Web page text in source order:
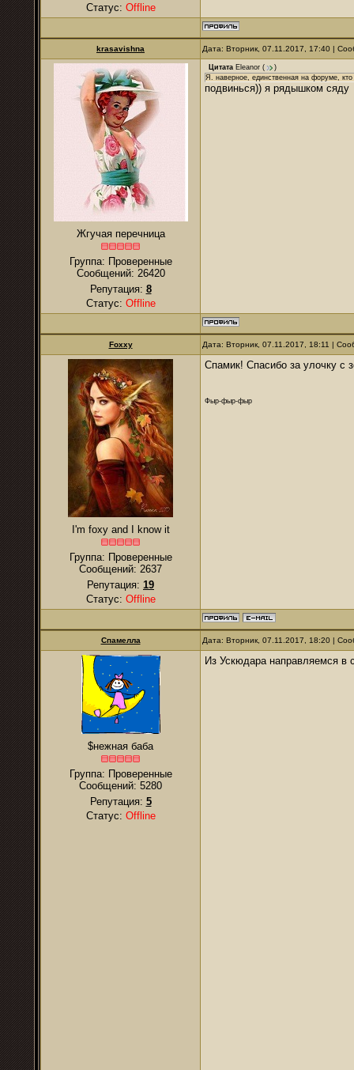
Статус: Offline
krasavishna Дата: Вторник, 07.11.2017, 17:40 |
Жгучая перечница
Группа: Проверенные
Сообщений: 26420
Репутация: 8
Статус: Offline
Цитата Eleanor (
)
Я. наверное, единственная на форуме,
подвинься)) я рядышком сяду
Foxxy Дата: Вторник, 07.11.2017, 18:11 |
I'm foxy and I know it
Группа: Проверенные
Сообщений: 2637
Репутация: 19
Статус: Offline
Спамик! Спасибо за улочку с
Фыр-фыр-фыр
Спамелла Дата: Вторник, 07.11.2017, 18:20 |
$нежная баба
Группа: Проверенные
Сообщений: 5280
Репутация: 5
Статус: Offline
Из Ускюдара направляемся в